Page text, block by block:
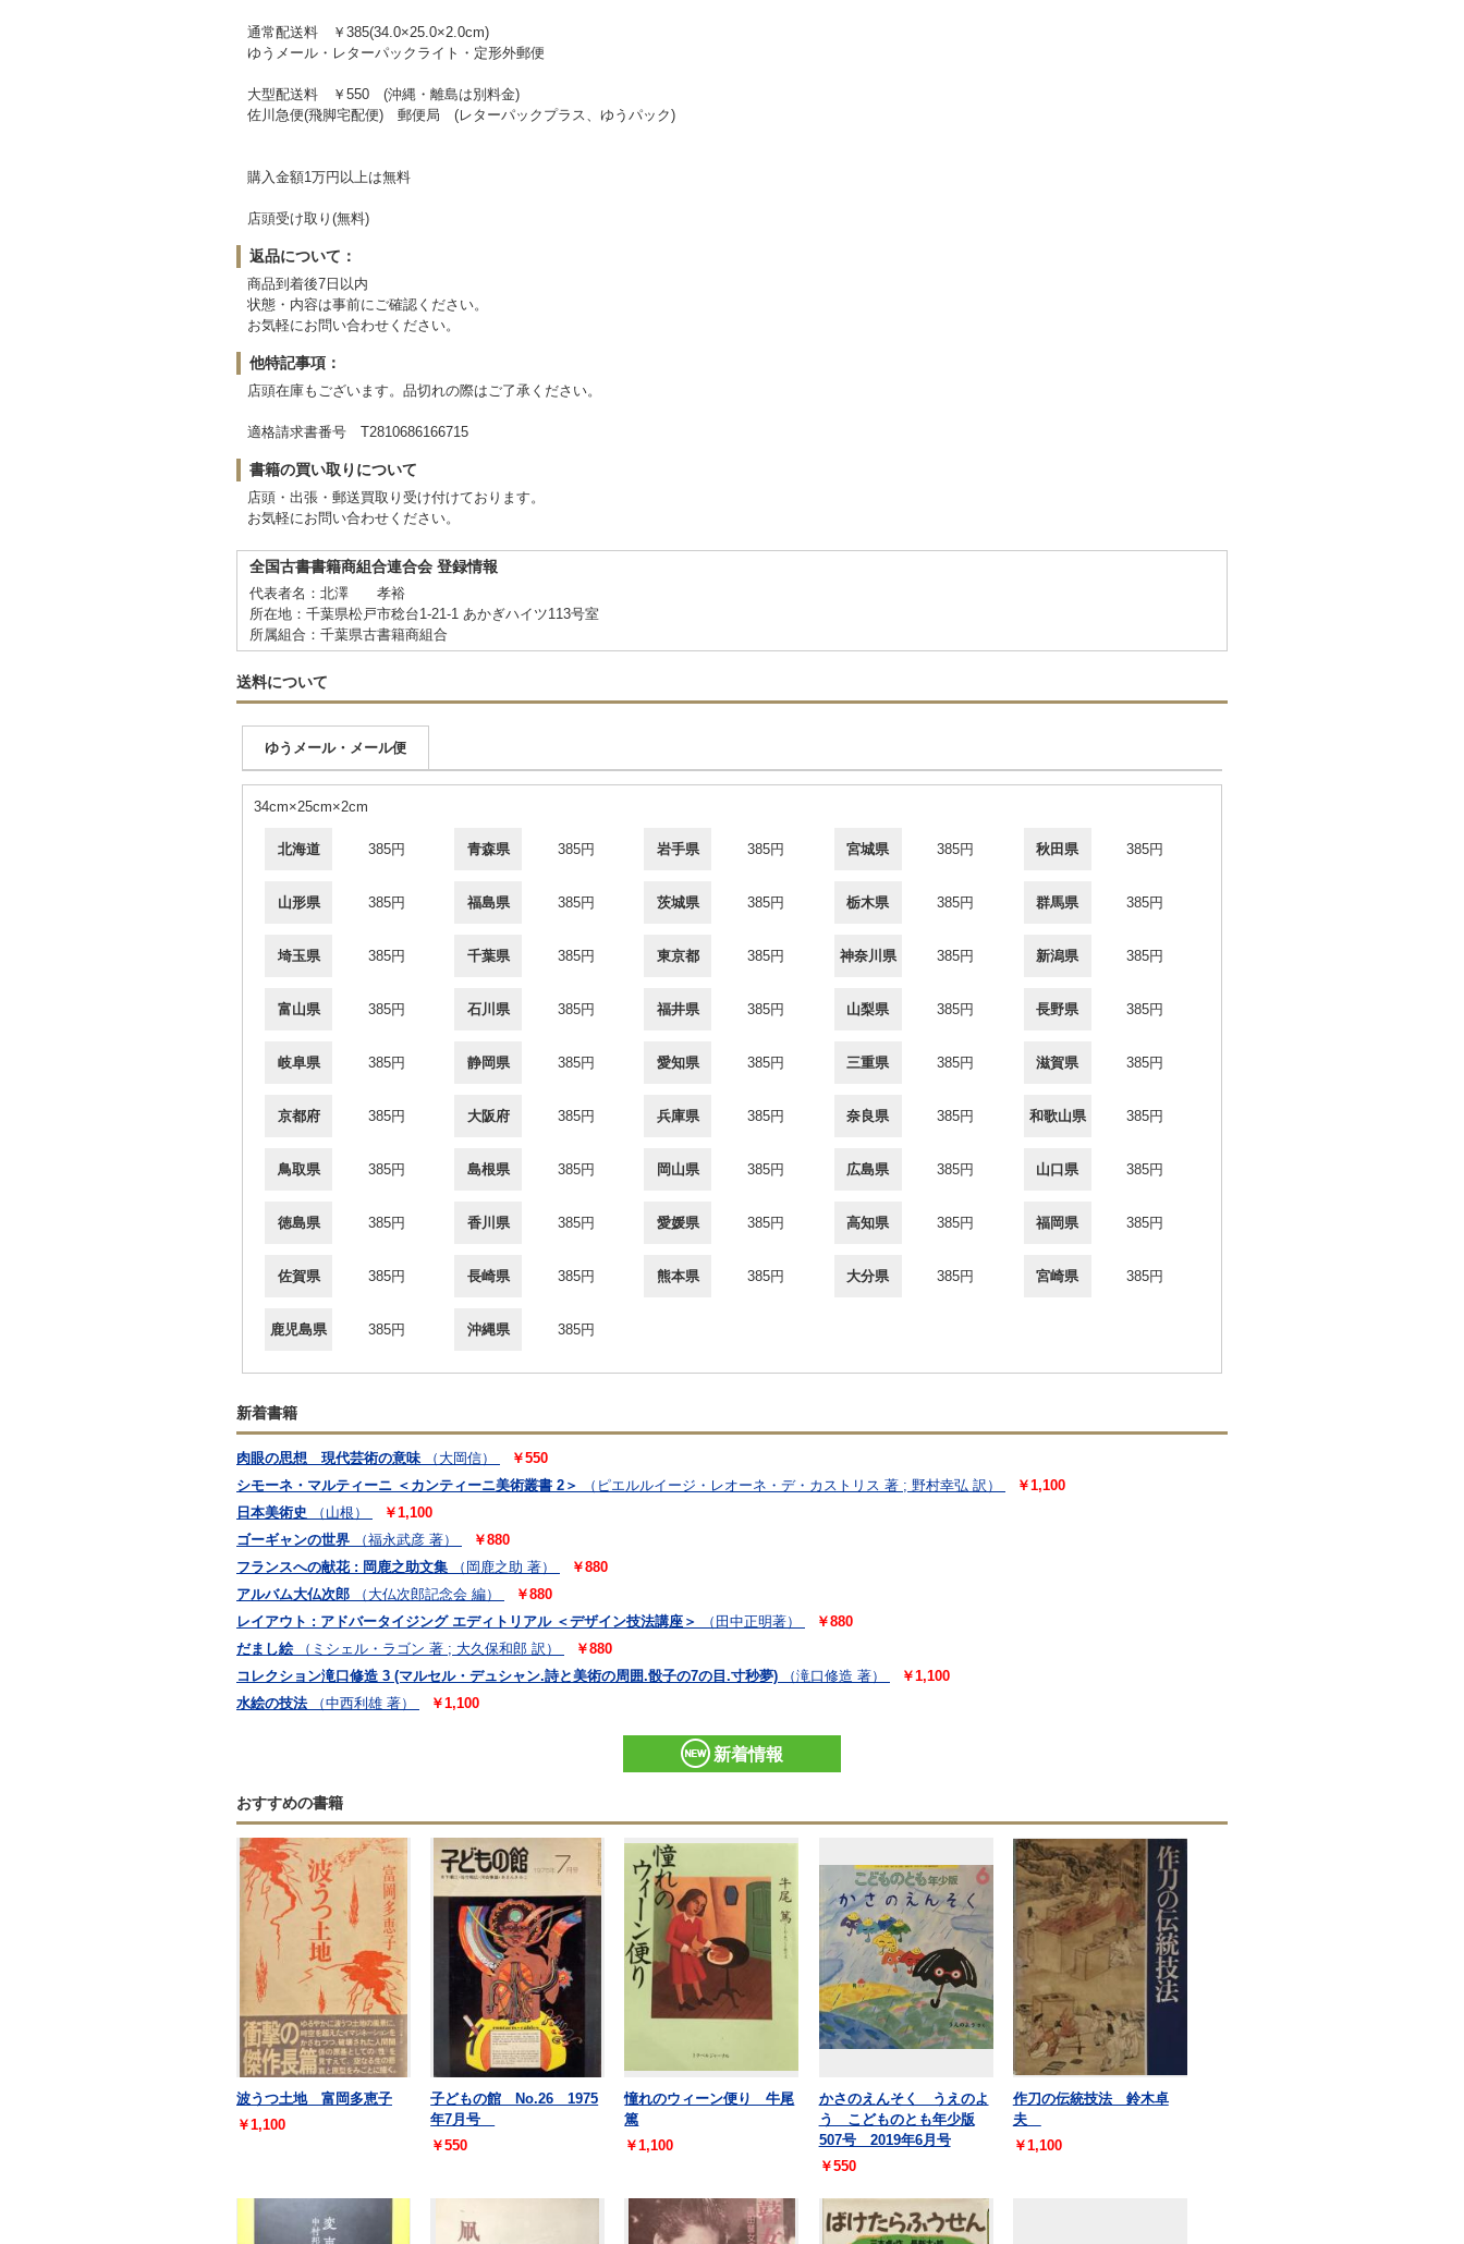
通常配送料 ￥385(34.0×25.0×2.0cm)
ゆうメール・レターパックライト・定形外郵便
大型配送料 ￥550 (沖縄・離島は別料金)
佐川急便(飛脚宅配便) 郵便局 (レターパックプラス、ゆうパック)
購入金額1万円以上は無料
店頭受け取り(無料)
返品について：
商品到着後7日以内
状態・内容は事前にご確認ください。
お気軽にお問い合わせください。
他特記事項：
店頭在庫もございます。品切れの際はご了承ください。
適格請求書番号 T2810686166715
書籍の買い取りについて
店頭・出張・郵送買取り受け付けております。
お気軽にお問い合わせください。
全国古書書籍商組合連合会 登録情報
代表者名：北澤 孝裕
所在地：千葉県松戸市稔台1-21-1 あかぎハイツ113号室
所属組合：千葉県古書籍商組合
送料について
ゆうメール・メール便
34cm×25cm×2cm
北海道 385円 青森県 385円 岩手県 385円 宮城県 385円 秋田県 385円
山形県 385円 福島県 385円 茨城県 385円 栃木県 385円 群馬県 385円
埼玉県 385円 千葉県 385円 東京都 385円 神奈川県 385円 新潟県 385円
富山県 385円 石川県 385円 福井県 385円 山梨県 385円 長野県 385円
岐阜県 385円 静岡県 385円 愛知県 385円 三重県 385円 滋賀県 385円
京都府 385円 大阪府 385円 兵庫県 385円 奈良県 385円 和歌山県 385円
鳥取県 385円 島根県 385円 岡山県 385円 広島県 385円 山口県 385円
徳島県 385円 香川県 385円 愛媛県 385円 高知県 385円 福岡県 385円
佐賀県 385円 長崎県 385円 熊本県 385円 大分県 385円 宮崎県 385円
鹿児島県 385円 沖縄県 385円
新着書籍
肉眼の思想 現代芸術の意味 （大岡信）
￥550
シモーネ・マルティーニ ＜カンティーニ美術叢書 2＞
（ピエルルイージ・レオーネ・デ・カストリス 著 ; 野村幸弘 訳）
￥1,100
日本美術史
（山根）
￥1,100
ゴーギャンの世界
（福永武彦 著）
￥880
フランスへの献花 : 岡鹿之助文集
（岡鹿之助 著）
￥880
アルバム大仏次郎
（大仏次郎記念会 編）
￥880
レイアウト : アドバータイジング エディトリアル ＜デザイン技法講座＞
（田中正明著）
￥880
だまし絵
（ミシェル・ラゴン 著 ; 大久保和郎 訳）
￥880
コレクション滝口修造 3 (マルセル・デュシャン.詩と美術の周囲.骰子の7の目.寸秒夢)
（滝口修造 著）
￥1,100
水絵の技法
（中西利雄 著） ￥1,100
新着情報
おすすめの書籍
波うつ土地 富岡多恵子
￥1,100
子どもの館 No.26 1975
年7月号
￥550
憧れのウィーン便り 牛尾
篤
￥1,100
かさのえんそく うえのよ
う こどものとも年少版
507号 2019年6月号
￥550
作刀の伝統技法 鈴木卓
夫
￥1,100